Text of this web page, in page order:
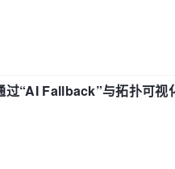
“AI Fallback”与拓扑可视